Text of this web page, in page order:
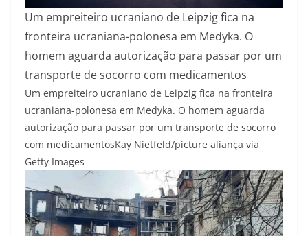
Um empreiteiro ucraniano de Leipzig fica na
fronteira ucraniana-polonesa em Medyka. O
homem aguarda autorização para passar por um
transporte de socorro com medicamentos
Um empreiteiro ucraniano de Leipzig fica na fronteira
ucraniana-polonesa em Medyka. O homem aguarda
autorização para passar por um transporte de socorro
com medicamentosKay Nietfeld/picture aliança via
Getty Images